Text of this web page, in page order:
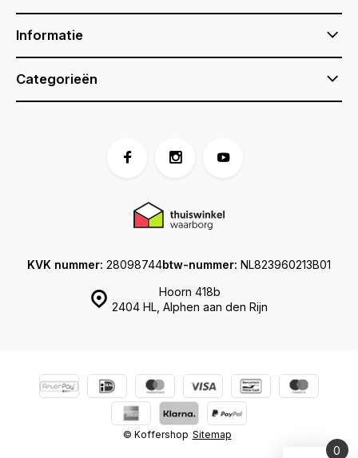
Informatie
Categorieën
Hoorn 418b
2404 HL, Alphen aan den Rijn
KVK nummer: 28098744btw-nummer: NL823960213B01
© Koffershop Sitemap
0